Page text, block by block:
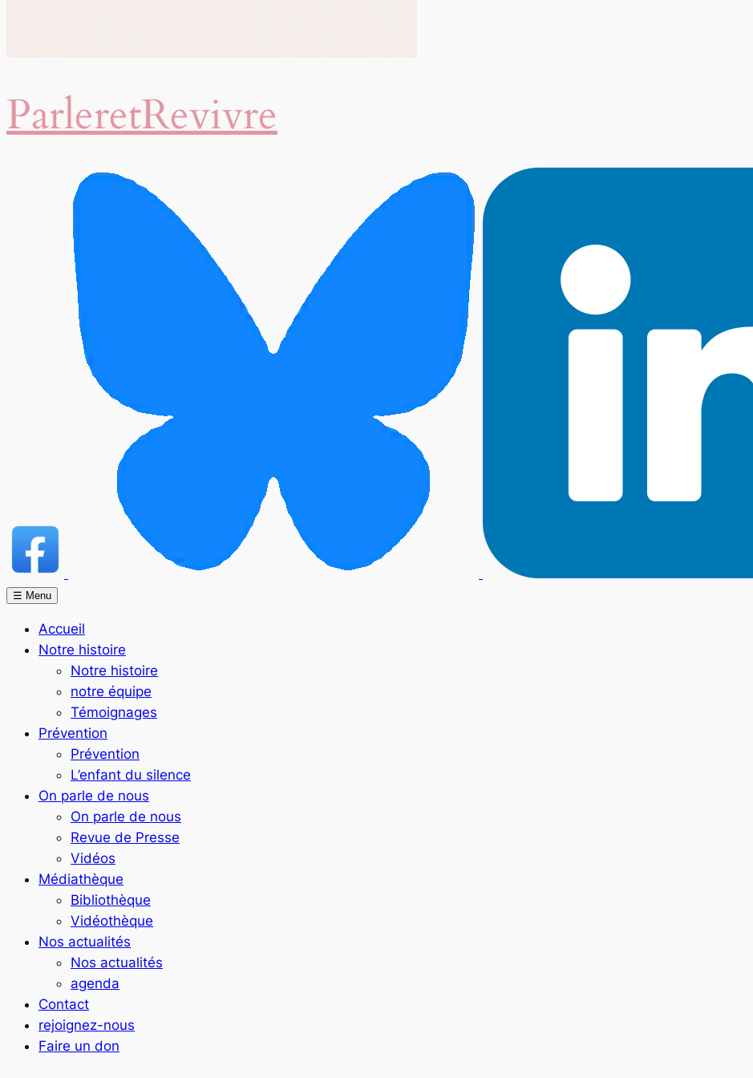
ParleretRevivre
☰ Menu
Accueil
Notre histoire
Notre histoire
notre équipe
Témoignages
Prévention
Prévention
L’enfant du silence
On parle de nous
On parle de nous
Revue de Presse
Vidéos
Médiathèque
Bibliothèque
Vidéothèque
Nos actualités
Nos actualités
agenda
Contact
rejoignez-nous
Faire un don